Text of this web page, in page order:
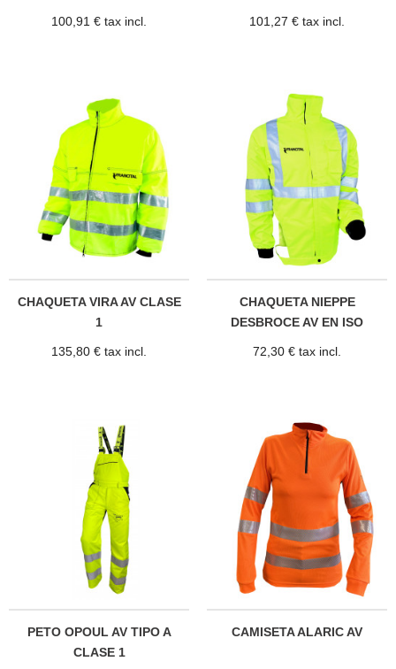
100,91 € tax incl. 101,27 € tax incl.
CHAQUETA VIRA AV CLASE
1
135,80 € tax incl.
CHAQUETA NIEPPE
DESBROCE AV EN ISO
72,30 € tax incl.
PETO OPOUL AV TIPO A
CLASE 1
CAMISETA ALARIC AV